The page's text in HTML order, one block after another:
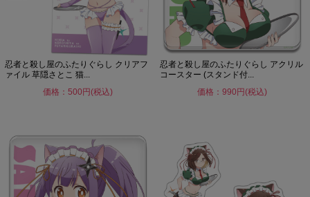
忍者と殺し屋のふたりぐらし クリアフ
ァイル 草隠さとこ 猫...
価格：500円(税込)
忍者と殺し屋のふたりぐらし アクリル
コースター (スタンド付...
価格：990円(税込)